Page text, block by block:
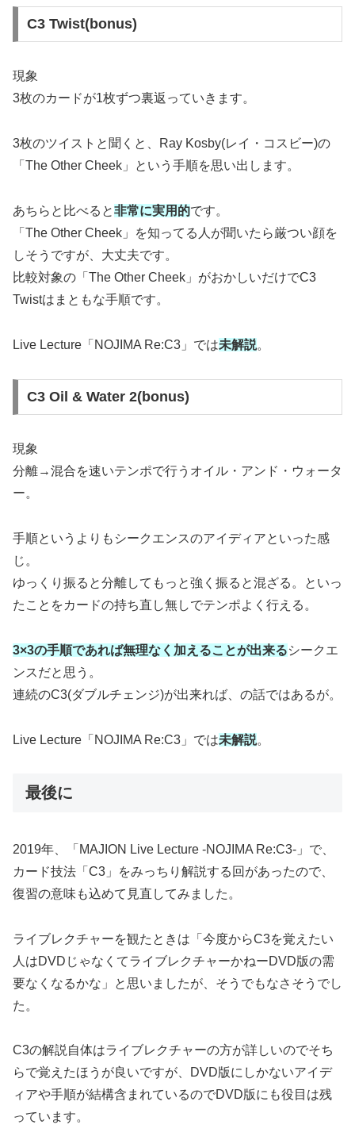
C3 Twist(bonus)
現象
3枚のカードが1枚ずつ裏返っていきます。
3枚のツイストと聞くと、Ray Kosby(レイ・コスビー)の
「The Other Cheek」という手順を思い出します。
あちらと比べると非常に実用的です。
「The Other Cheek」を知ってる人が聞いたら厳つい顔を
しそうですが、大丈夫です。
比較対象の「The Other Cheek」がおかしいだけでC3
Twistはまともな手順です。
Live Lecture「NOJIMA Re:C3」では未解説。
C3 Oil & Water 2(bonus)
現象
分離→混合を速いテンポで行うオイル・アンド・ウォータ
ー。
手順というよりもシークエンスのアイディアといった感
じ。
ゆっくり振ると分離してもっと強く振ると混ざる。といっ
たことをカードの持ち直し無しでテンポよく行える。
3×3の手順であれば無理なく加えることが出来るシークエ
ンスだと思う。
連続のC3(ダブルチェンジ)が出来れば、の話ではあるが。
Live Lecture「NOJIMA Re:C3」では未解説。
最後に
2019年、「MAJION Live Lecture -NOJIMA Re:C3-」で、
カード技法「C3」をみっちり解説する回があったので、
復習の意味も込めて見直してみました。
ライブレクチャーを観たときは「今度からC3を覚えたい
人はDVDじゃなくてライブレクチャーかねーDVD版の需
要なくなるかな」と思いましたが、そうでもなさそうでし
た。
C3の解説自体はライブレクチャーの方が詳しいのでそち
らで覚えたほうが良いですが、DVD版にしかないアイデ
ィアや手順が結構含まれているのでDVD版にも役目は残
っています。